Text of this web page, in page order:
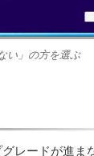
い」の方を選ぶ
レードが進ま